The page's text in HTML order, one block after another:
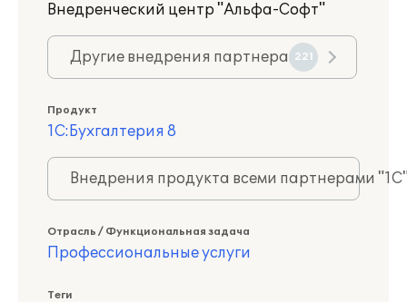
Внедренческий центр "Альфа-Софт"
Другие внедрения партнера 221
Продукт
1С:Бухгалтерия 8
Внедрения продукта всеми партнерами
Отрасль / Функциональная задача
Профессиональные услуги
Теги